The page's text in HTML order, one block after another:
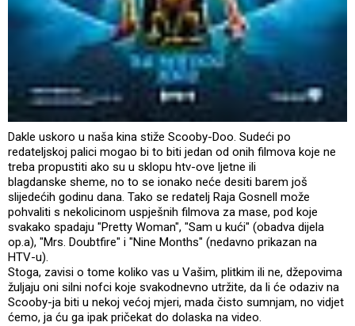
Dakle uskoro u naša kina stiže Scooby-Doo. Sudeći po
redateljskoj palici mogao bi to biti jedan od onih filmova koje ne
treba propustiti ako su u sklopu htv-ove ljetne ili
blagdanske sheme, no to se ionako neće desiti barem još
slijedećih godinu dana. Tako se redatelj Raja Gosnell može
pohvaliti s nekolicinom uspješnih filmova za mase, pod koje
svakako spadaju "Pretty Woman", "Sam u kući" (obadva dijela
op.a), "Mrs. Doubtfire" i "Nine Months" (nedavno prikazan na
HTV-u).
Stoga, zavisi o tome koliko vas u Vašim, plitkim ili ne, džepovima
žuljaju oni silni nofci koje svakodnevno utržite, da li će odaziv na
Scooby-ja biti u nekoj većoj mjeri, mada čisto sumnjam, no vidjet
ćemo, ja ću ga ipak pričekat do dolaska na video.